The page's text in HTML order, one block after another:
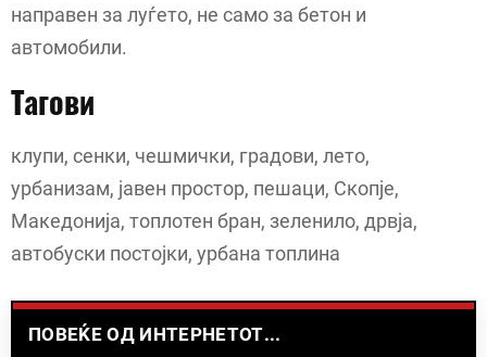
направен за луѓето, не само за бетон и
автомобили.
Тагови
клупи, сенки, чешмички, градови, лето,
урбанизам, јавен простор, пешаци, Скопје,
Македонија, топлотен бран, зеленило, дрвја,
автобуски постојки, урбана топлина
ПОВЕЌЕ ОД ИНТЕРНЕТОТ...